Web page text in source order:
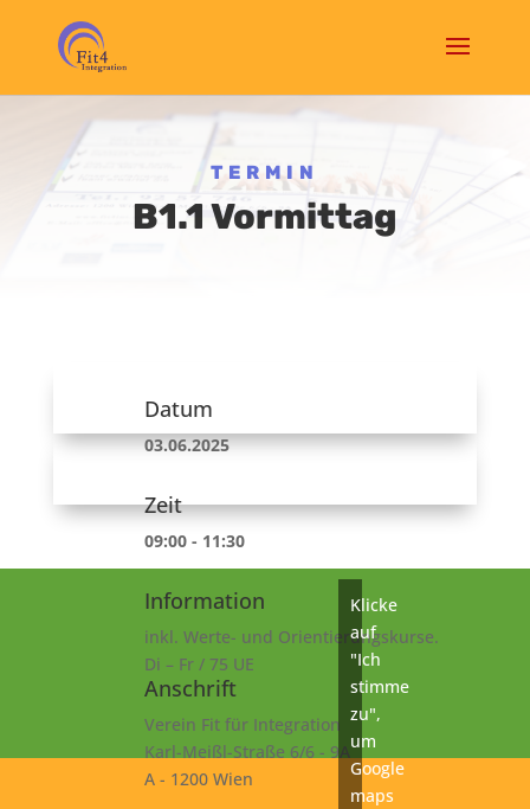
TERMIN
B1.1 Vormittag
Datum
03.06.2025
Zeit
09:00 - 11:30
Information
inkl. Werte- und Orientierungskurse.
Di – Fr / 75 UE
Anschrift
Verein Fit für Integration
Karl-Meißl-Straße 6/6 - 9A
A - 1200 Wien
Klicke
auf
"Ich
stimme
zu",
um
Google
maps